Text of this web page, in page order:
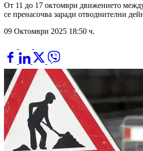
От 11 до 17 октомври движението
се пренасочва заради отводнителни
09 Октомври 2025 18:50 ч.